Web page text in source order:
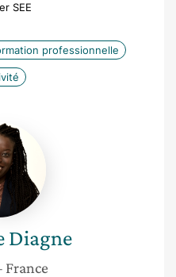
SEE
professionnelle
Diagne
France